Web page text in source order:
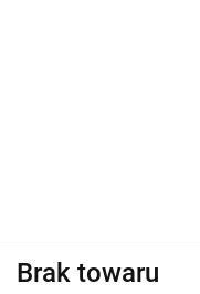
Brak towaru